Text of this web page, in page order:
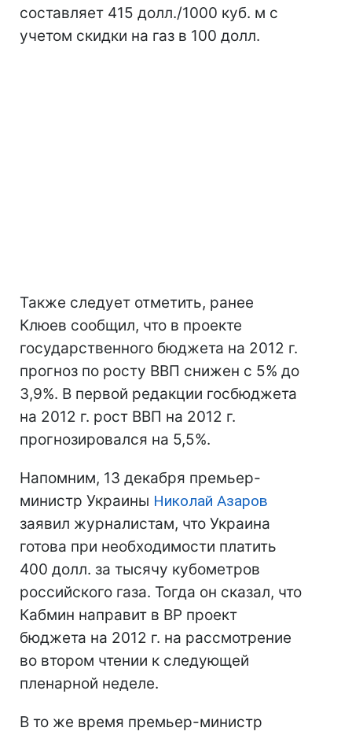
составляет 415 долл./1000 куб. м с
учетом скидки на газ в 100 долл.
Также следует отметить, ранее
Клюев сообщил, что в проекте
государственного бюджета на 2012 г.
прогноз по росту ВВП снижен с 5% до
3,9%. В первой редакции госбюджета
на 2012 г. рост ВВП на 2012 г.
прогнозировался на 5,5%.
Напомним, 13 декабря премьер-
министр Украины Николай Азаров
заявил журналистам, что Украина
готова при необходимости платить
400 долл. за тысячу кубометров
российского газа. Тогда он сказал, что
Кабмин направит в ВР проект
бюджета на 2012 г. на рассмотрение
во втором чтении к следующей
пленарной неделе.
В то же время премьер-министр